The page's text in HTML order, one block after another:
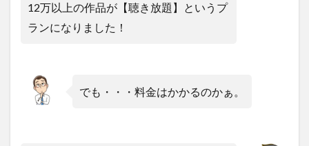
12万以上の作品が【聴き放題】というプ
ランになりました！
でも・・・料金はかかるのかぁ。